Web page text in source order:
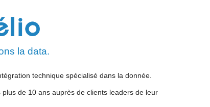
la data.
technique spécialisé dans la donnée.
de 10 ans auprès de clients leaders de leur